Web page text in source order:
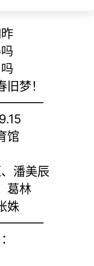
梦！
馆
潘美辰
葛林
姝